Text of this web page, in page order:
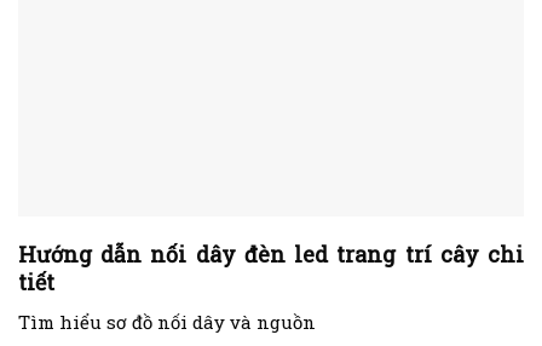
Hướng dẫn nối dây đèn led trang trí cây chi
tiết
Tìm hiểu sơ đồ nối dây và nguồn